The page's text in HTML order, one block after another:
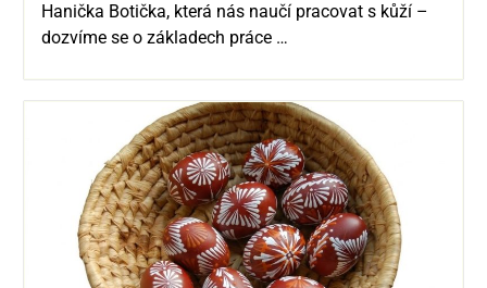
Hanička Botička, která nás naučí pracovat s kůží –
dozvíme se o základech práce …